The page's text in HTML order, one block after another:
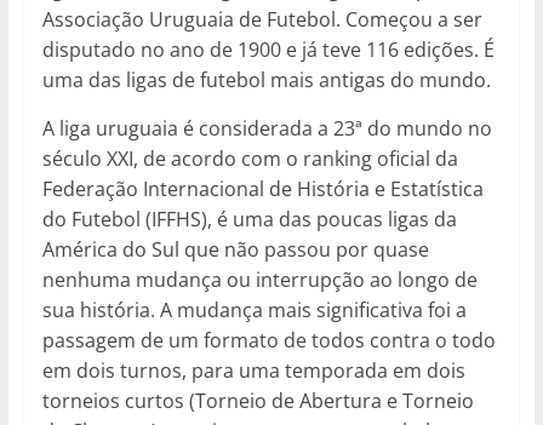
Associação Uruguaia de Futebol. Começou a ser
disputado no ano de 1900 e já teve 116 edições. É
uma das ligas de futebol mais antigas do mundo.
A liga uruguaia é considerada a 23ª do mundo no
século XXI, de acordo com o ranking oficial da
Federação Internacional de História e Estatística
do Futebol (IFFHS), é uma das poucas ligas da
América do Sul que não passou por quase
nenhuma mudança ou interrupção ao longo de
sua história. A mudança mais significativa foi a
passagem de um formato de todos contra o todo
em dois turnos, para uma temporada em dois
torneios curtos (Torneio de Abertura e Torneio